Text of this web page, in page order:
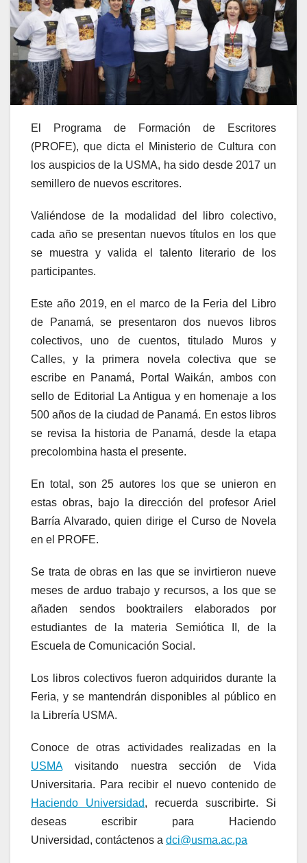
El Programa de Formación de Escritores
(PROFE), que dicta el Ministerio de Cultura con
los auspicios de la USMA, ha sido desde 2017 un
semillero de nuevos escritores.
Valiéndose de la modalidad del libro colectivo,
cada año se presentan nuevos títulos en los que
se muestra y valida el talento literario de los
participantes.
Este año 2019, en el marco de la Feria del Libro
de Panamá, se presentaron dos nuevos libros
colectivos, uno de cuentos, titulado Muros y
Calles, y la primera novela colectiva que se
escribe en Panamá, Portal Waikán, ambos con
sello de Editorial La Antigua y en homenaje a los
500 años de la ciudad de Panamá. En estos libros
se revisa la historia de Panamá, desde la etapa
precolombina hasta el presente.
En total, son 25 autores los que se unieron en
estas obras, bajo la dirección del profesor Ariel
Barría Alvarado, quien dirige el Curso de Novela
en el PROFE.
Se trata de obras en las que se invirtieron nueve
meses de arduo trabajo y recursos, a los que se
añaden sendos booktrailers elaborados por
estudiantes de la materia Semiótica II, de la
Escuela de Comunicación Social.
Los libros colectivos fueron adquiridos durante la
Feria, y se mantendrán disponibles al público en
la Librería USMA.
Conoce de otras actividades realizadas en la
USMAvisitando nuestra sección de Vida
Universitaria. Para recibir el nuevo contenido de
Haciendo Universidad, recuerda suscribirte. Si
deseas escribir para Haciendo
Universidad, contáctenos a dci@usma.ac.pa